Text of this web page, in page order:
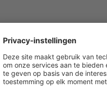
dichtingsmanchet